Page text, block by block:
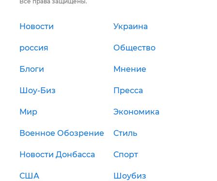
Новости Украина
россия Общество
Блоги Мнение
Шоу-Биз Пресса
Мир Экономика
Военное Обозрение Стиль
Новости Донбасса Спорт
США Шоубиз